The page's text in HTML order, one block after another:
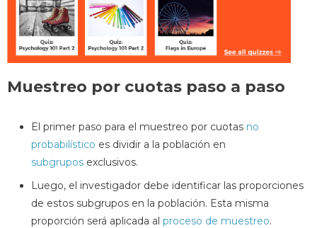
Muestreo por cuotas paso a paso
El primer paso para el muestreo por cuotas no
probabilístico es dividir a la población en
subgrupos exclusivos.
Luego, el investigador debe identificar las proporciones
de estos subgrupos en la población. Esta misma
proporción será aplicada al proceso de muestreo.